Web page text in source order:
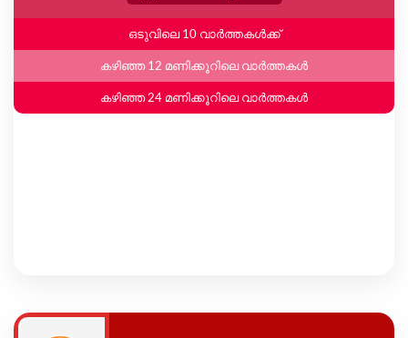
ഒടുവിലെ 10 വാർത്തകൾക്ക്
കഴിഞ്ഞ 12 മണിക്കൂറിലെ വാർത്തകൾ
കഴിഞ്ഞ 24 മണിക്കൂറിലെ വാർത്തകൾ